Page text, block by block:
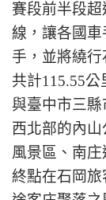
賽段前半段
線，讓各國
手，並將繞行
共計115.55
與臺中市三
西北部的內
風景區、南庄
終點在石岡